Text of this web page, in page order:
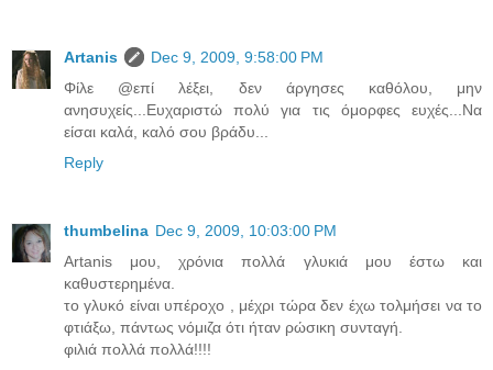
Artanis
Dec 9, 2009, 9:58:00 PM
Φίλε @επί λέξει, δεν άργησες καθόλου, μην
ανησυχείς...Ευχαριστώ πολύ για τις όμορφες ευχές...Να
είσαι καλά, καλό σου βράδυ...
Reply
thumbelina Dec 9, 2009, 10:03:00 PM
Artanis μου, χρόνια πολλά γλυκιά μου έστω και
καθυστερημένα.
το γλυκό είναι υπέροχο , μέχρι τώρα δεν έχω τολμήσει να το
φτιάξω, πάντως νόμιζα ότι ήταν ρώσικη συνταγή.
φιλιά πολλά πολλά!!!!